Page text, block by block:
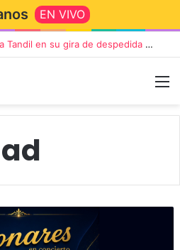
EN VIVO
“TIRRIA” llega a Tandil con un elenco de lujo encabezado por Capusotto, Spregelburd y Stefani